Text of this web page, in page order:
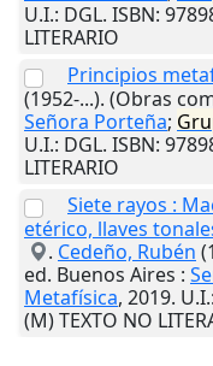
U.I.: DGL. ISBN:
LITERARIO
Principios
(1952-...). (Obras
Señora Porteña;
U.I.: DGL. ISBN:
LITERARIO
Siete rayos :
etérico, llaves
. Cedeño, Rubén
ed. Buenos Aires :
Metafísica, 2019. U.I.
(M) TEXTO NO